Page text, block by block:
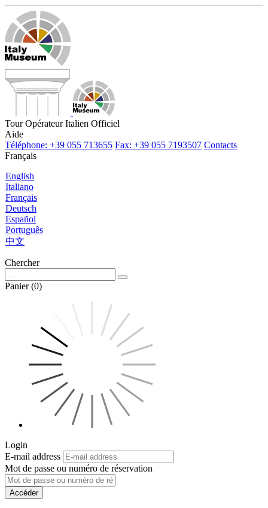
Tour Opérateur Italien Officiel
Aide
Téléphone: +39 055 713655 Fax: +39 055 7193507 Contacts
Français
English
Italiano
Français
Deutsch
Español
Português
中文
Chercher
Panier (0)
Login
E-mail address
Mot de passe ou numéro de réservation
Accéder